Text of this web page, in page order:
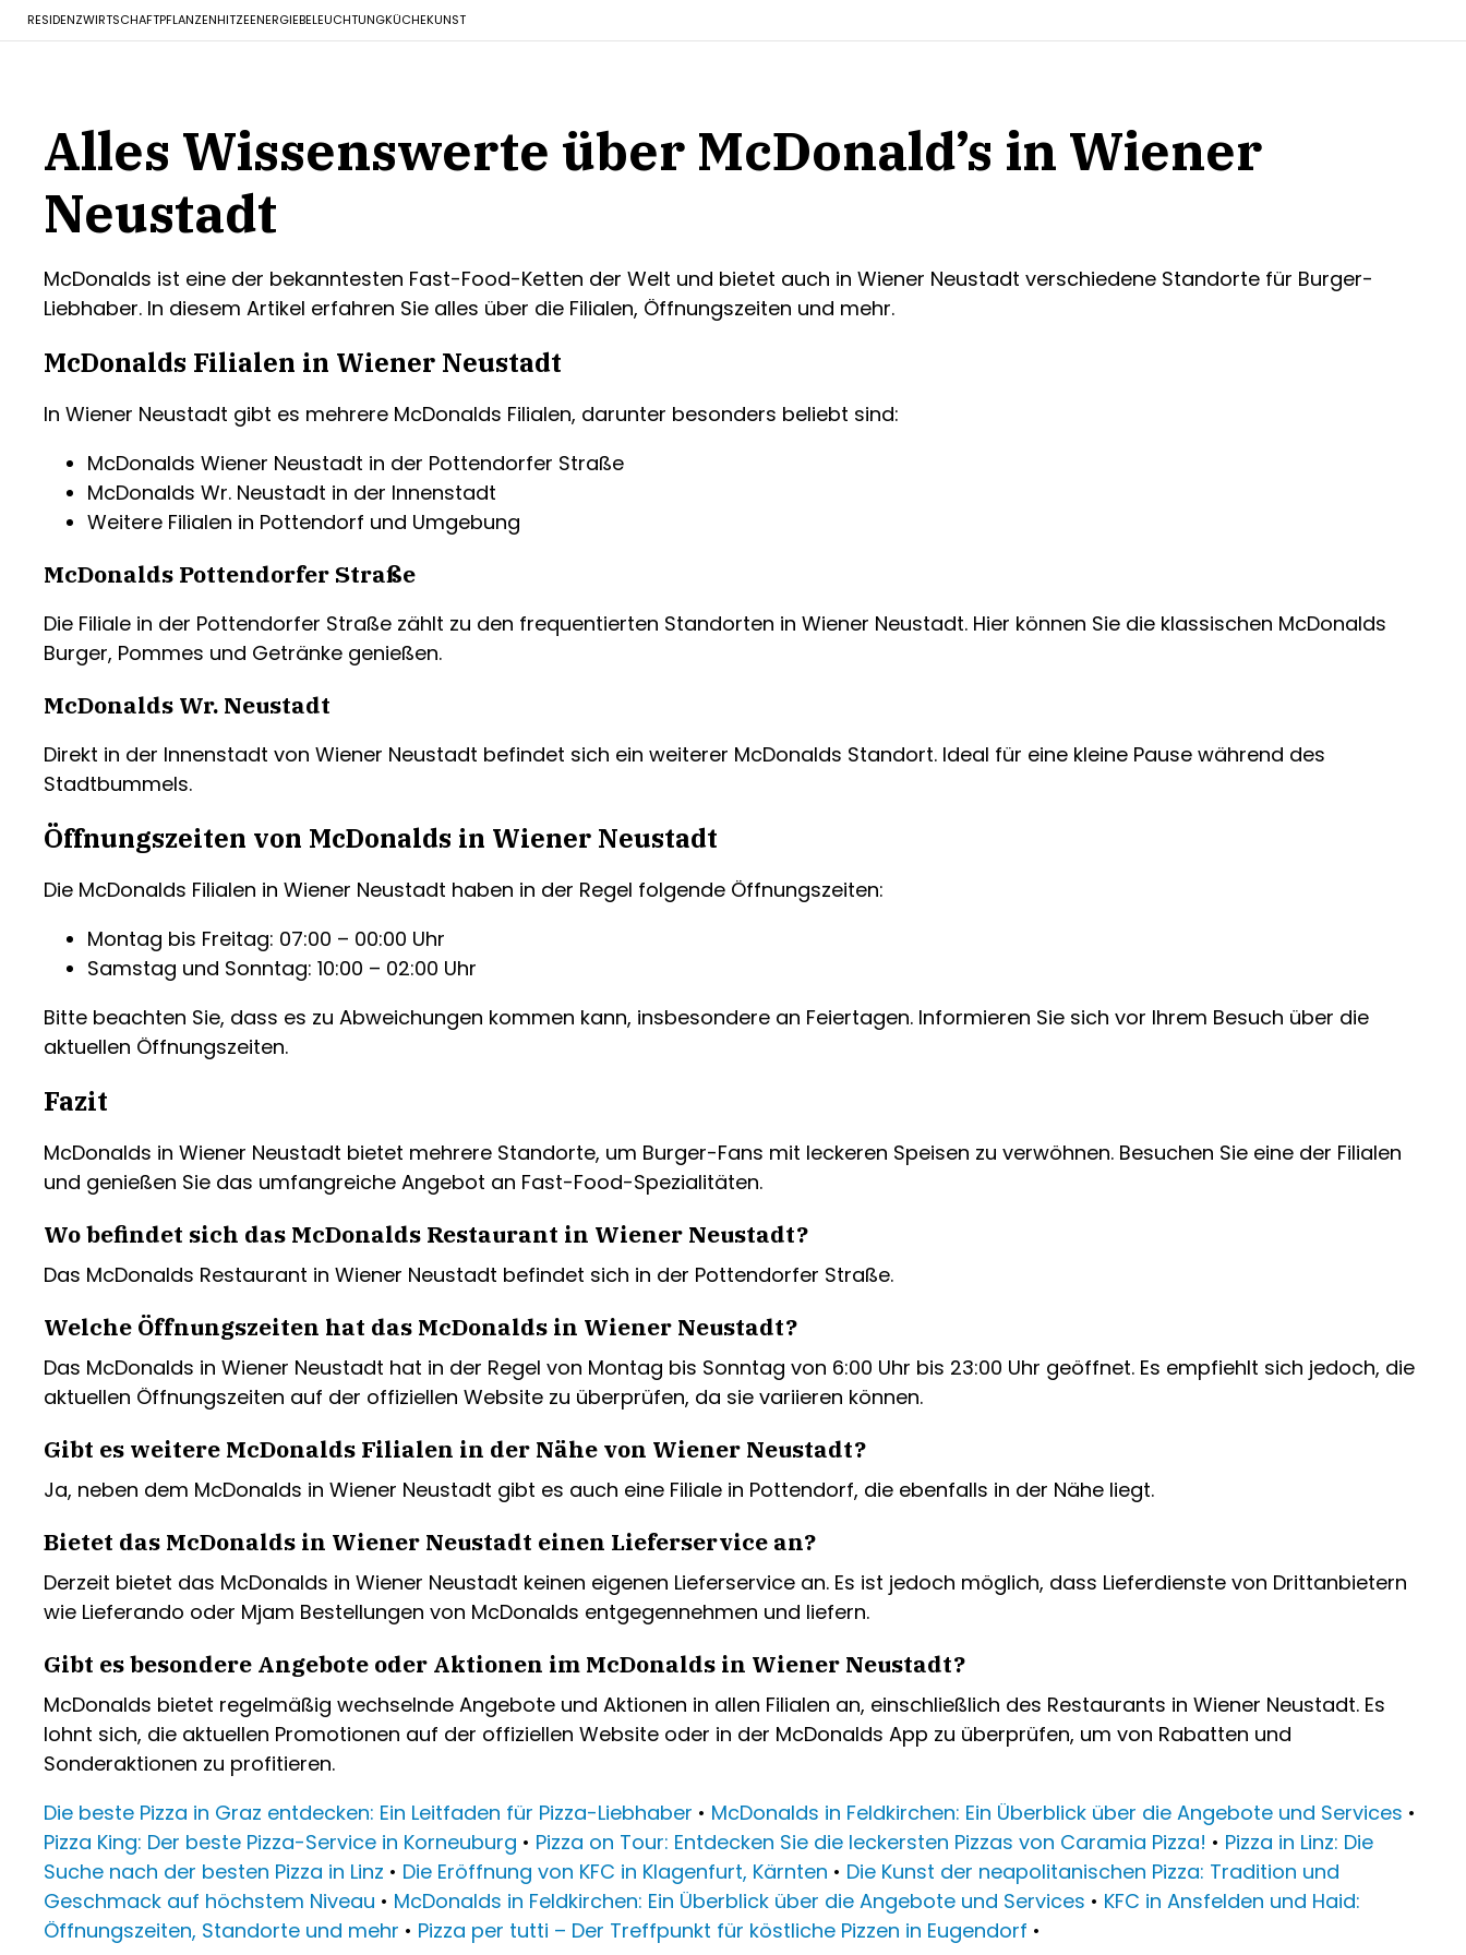
RESIDENZWIRTSCHAFTPFLANZENHITZEENERGIEBELEUCHTUNGKÜCHEKUNST
Alles Wissenswerte über McDonald’s in Wiener
Neustadt
McDonalds ist eine der bekanntesten Fast-Food-Ketten der Welt und bietet auch in Wiener Neustadt verschiedene Standorte für Burger-
Liebhaber. In diesem Artikel erfahren Sie alles über die Filialen, Öffnungszeiten und mehr.
McDonalds Filialen in Wiener Neustadt
In Wiener Neustadt gibt es mehrere McDonalds Filialen, darunter besonders beliebt sind:
McDonalds Wiener Neustadt in der Pottendorfer Straße
McDonalds Wr. Neustadt in der Innenstadt
Weitere Filialen in Pottendorf und Umgebung
McDonalds Pottendorfer Straße
Die Filiale in der Pottendorfer Straße zählt zu den frequentierten Standorten in Wiener Neustadt. Hier können Sie die klassischen McDonalds
Burger, Pommes und Getränke genießen.
McDonalds Wr. Neustadt
Direkt in der Innenstadt von Wiener Neustadt befindet sich ein weiterer McDonalds Standort. Ideal für eine kleine Pause während des
Stadtbummels.
Öffnungszeiten von McDonalds in Wiener Neustadt
Die McDonalds Filialen in Wiener Neustadt haben in der Regel folgende Öffnungszeiten:
Montag bis Freitag: 07:00 – 00:00 Uhr
Samstag und Sonntag: 10:00 – 02:00 Uhr
Bitte beachten Sie, dass es zu Abweichungen kommen kann, insbesondere an Feiertagen. Informieren Sie sich vor Ihrem Besuch über die
aktuellen Öffnungszeiten.
Fazit
McDonalds in Wiener Neustadt bietet mehrere Standorte, um Burger-Fans mit leckeren Speisen zu verwöhnen. Besuchen Sie eine der Filialen
und genießen Sie das umfangreiche Angebot an Fast-Food-Spezialitäten.
Wo befindet sich das McDonalds Restaurant in Wiener Neustadt?
Das McDonalds Restaurant in Wiener Neustadt befindet sich in der Pottendorfer Straße.
Welche Öffnungszeiten hat das McDonalds in Wiener Neustadt?
Das McDonalds in Wiener Neustadt hat in der Regel von Montag bis Sonntag von 6:00 Uhr bis 23:00 Uhr geöffnet. Es empfiehlt sich jedoch, die
aktuellen Öffnungszeiten auf der offiziellen Website zu überprüfen, da sie variieren können.
Gibt es weitere McDonalds Filialen in der Nähe von Wiener Neustadt?
Ja, neben dem McDonalds in Wiener Neustadt gibt es auch eine Filiale in Pottendorf, die ebenfalls in der Nähe liegt.
Bietet das McDonalds in Wiener Neustadt einen Lieferservice an?
Derzeit bietet das McDonalds in Wiener Neustadt keinen eigenen Lieferservice an. Es ist jedoch möglich, dass Lieferdienste von Drittanbietern
wie Lieferando oder Mjam Bestellungen von McDonalds entgegennehmen und liefern.
Gibt es besondere Angebote oder Aktionen im McDonalds in Wiener Neustadt?
McDonalds bietet regelmäßig wechselnde Angebote und Aktionen in allen Filialen an, einschließlich des Restaurants in Wiener Neustadt. Es
lohnt sich, die aktuellen Promotionen auf der offiziellen Website oder in der McDonalds App zu überprüfen, um von Rabatten und
Sonderaktionen zu profitieren.
Die beste Pizza in Graz entdecken: Ein Leitfaden für Pizza-Liebhaber • McDonalds in Feldkirchen: Ein Überblick über die Angebote und Services •
Pizza King: Der beste Pizza-Service in Korneuburg • Pizza on Tour: Entdecken Sie die leckersten Pizzas von Caramia Pizza! • Pizza in Linz: Die
Suche nach der besten Pizza in Linz • Die Eröffnung von KFC in Klagenfurt, Kärnten • Die Kunst der neapolitanischen Pizza: Tradition und
Geschmack auf höchstem Niveau • McDonalds in Feldkirchen: Ein Überblick über die Angebote und Services • KFC in Ansfelden und Haid:
Öffnungszeiten, Standorte und mehr • Pizza per tutti – Der Treffpunkt für köstliche Pizzen in Eugendorf •